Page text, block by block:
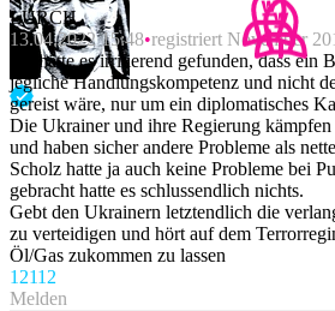
LURCH
13.04.2022 15:48 registriert November
Ich hätte es irritierend gefunden, dass ein
jegliche Handlungskompetenz und nicht
gereist wäre, nur um ein diplomatisches
Die Ukrainer und ihre Regierung
und haben sicher andere Probleme als
Scholz hatte ja auch keine Probleme bei
gebracht hatte es schlussendlich nichts.
Gebt den Ukrainern letztendlich die
zu verteidigen und hört auf dem
Öl/Gas zukommen zu lassen
12112
Melden